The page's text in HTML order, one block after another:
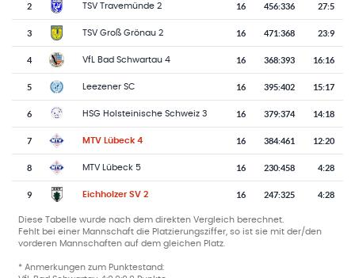
2 TSV Travemünde 2 16 456:336 27:5
3 TSV Groß Grönau 2 16 471:368 23:9
4 VfL Bad Schwartau 4 16 368:393 16:16
5 Leezener SC 16 395:402 15:17
6 HSG Holsteinische Schweiz 3 16 379:374 14:18
7 MTV Lübeck 4 16 384:461 12:20
8 MTV Lübeck 5 16 230:458 4:28
9 Eichholzer SV 2 16 247:325 4:28
Diese Tabelle wurde nach dem direkten Vergleich berechnet.
Fehlt bei einer Mannschaft die Platzierungsziffer, so ist sie mit der/den
vorderen Mannschaften auf dem gleichen Platz.
* Anmerkungen zum Punktestand: